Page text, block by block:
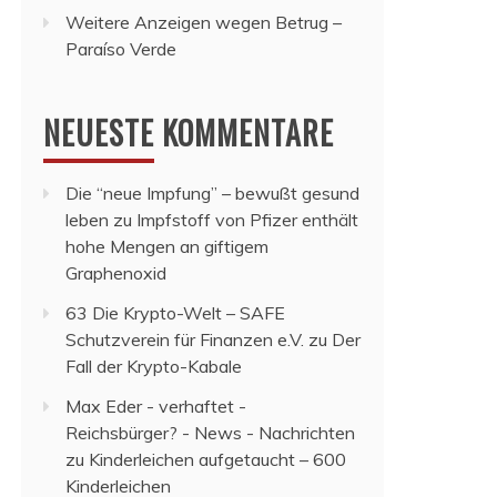
Weitere Anzeigen wegen Betrug –
Paraíso Verde
NEUESTE KOMMENTARE
Die “neue Impfung” – bewußt gesund
leben zu Impfstoff von Pfizer enthält
hohe Mengen an giftigem
Graphenoxid
63 Die Krypto-Welt – SAFE
Schutzverein für Finanzen e.V. zu Der
Fall der Krypto-Kabale
Max Eder - verhaftet -
Reichsbürger? - News - Nachrichten
zu Kinderleichen aufgetaucht – 600
Kinderleichen